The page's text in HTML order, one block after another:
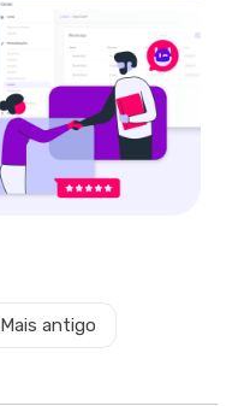
Mais antigo